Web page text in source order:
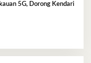
5G, Dorong Kendari